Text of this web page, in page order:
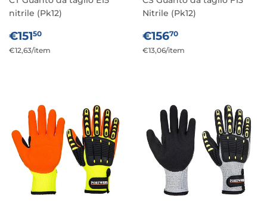
nitrile (Pk12)
PREZZO
DI
€15150
Prezzo
€12,63/per
item
Nitrile (Pk12)
PREZZO
DI
€15670
Prezzo
€13,06/per
item